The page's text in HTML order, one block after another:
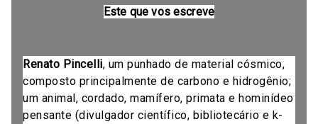
Este que vos escreve
Renato Pincelli, um punhado de material cósmico,
composto principalmente de carbono e hidrogênio;
um animal, cordado, mamífero, primata e hominídeo
pensante (divulgador científico, bibliotecário e k-